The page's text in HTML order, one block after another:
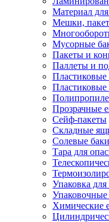
Материал
Мешки,
Мусорные
Пакеты и
Паллеты и
Пластиковые
Прозрачные
Сейф-пакеты
Складные
Солевые баки
Тара для
Упаковка для
Химические